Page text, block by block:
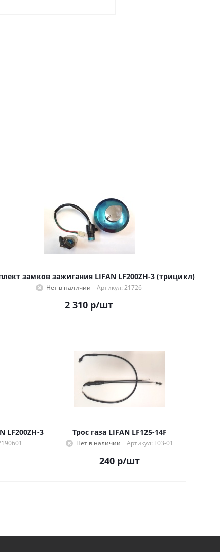
замков зажигания LIFAN LF200ZH-3 (трицикл)
Нет в наличии Артикул: 21726
2 310 р/шт
LF200ZH-3 Трос газа LIFAN LF125-14F
Нет в наличии Артикул: F03-01
240 р/шт